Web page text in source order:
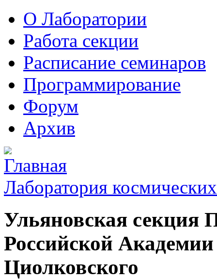
О Лаборатории
Работа секции
Расписание семинаров
Программирование
Форум
Архив
Лаборатория
Ульяновская секция
Российской
Циолковского